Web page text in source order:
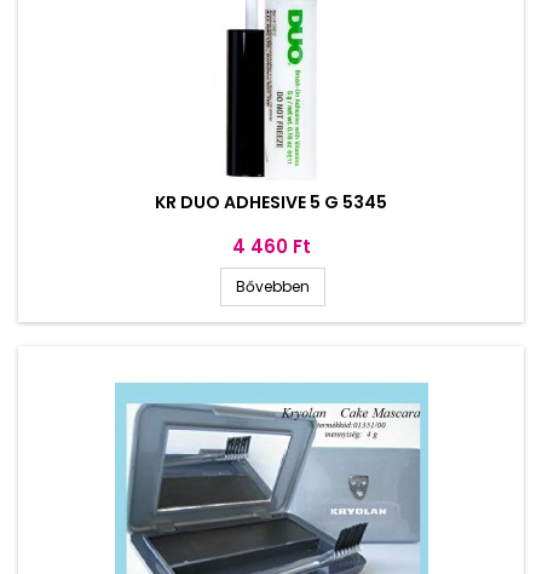
KR DUO ADHESIVE 5 G 5345
Ár
4 460 Ft
Bővebben